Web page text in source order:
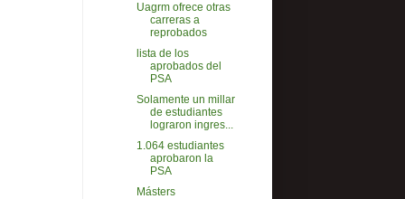
Uagrm ofrece otras
carreras a
reprobados
lista de los
aprobados del
PSA
Solamente un millar
de estudiantes
lograron ingres...
1.064 estudiantes
aprobaron la
PSA
Másters